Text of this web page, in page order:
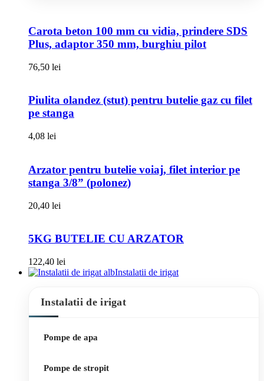
Carota beton 100 mm cu vidia, prindere SDS
Plus, adaptor 350 mm, burghiu pilot
76,50 lei
Piulita olandez (stut) pentru butelie gaz cu filet
pe stanga
4,08 lei
Arzator pentru butelie voiaj, filet interior pe
stanga 3/8” (polonez)
20,40 lei
5KG BUTELIE CU ARZATOR
122,40 lei
Instalatii de irigat
Instalatii de irigat
Pompe de apa
Pompe de stropit